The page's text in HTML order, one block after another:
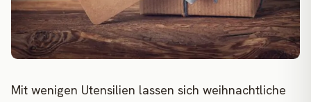
Mit wenigen Utensilien lassen sich weihnachtliche